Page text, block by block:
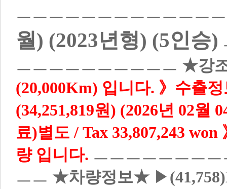
ㅡㅡㅡㅡㅡㅡㅡㅡㅡㅡㅡㅡ
월) (2023년형) (5인승)
ㅡㅡㅡㅡㅡㅡㅡㅡㅡㅡ ★강
(20,000Km) 입니다. 》수출
(34,251,819원) (2026년 02월
료)별도 / Tax 33,807,243 won
량 입니다. ㅡㅡㅡㅡㅡㅡㅡ
ㅡㅡ ★차량정보★▶